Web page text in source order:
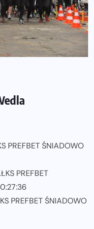
PREFBET ŚNIADOWO
PREFBET
PREFBET ŚNIADOWO